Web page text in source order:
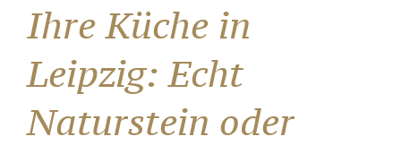
Ihre Küche in
Leipzig: Echt
Naturstein oder